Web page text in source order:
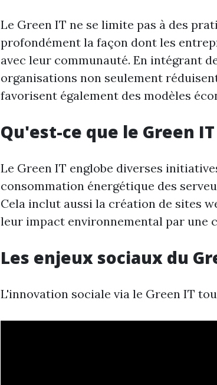
Le Green IT ne se limite pas à des
profondément la façon dont les
avec leur communauté. En intégrant
organisations non seulement
favorisent également des modèles
Qu'est-ce que le Green IT
Le Green IT englobe diverses
consommation énergétique des
Cela inclut aussi la création de sites
leur impact environnemental par une
Les enjeux sociaux du
L'innovation sociale via le Green IT